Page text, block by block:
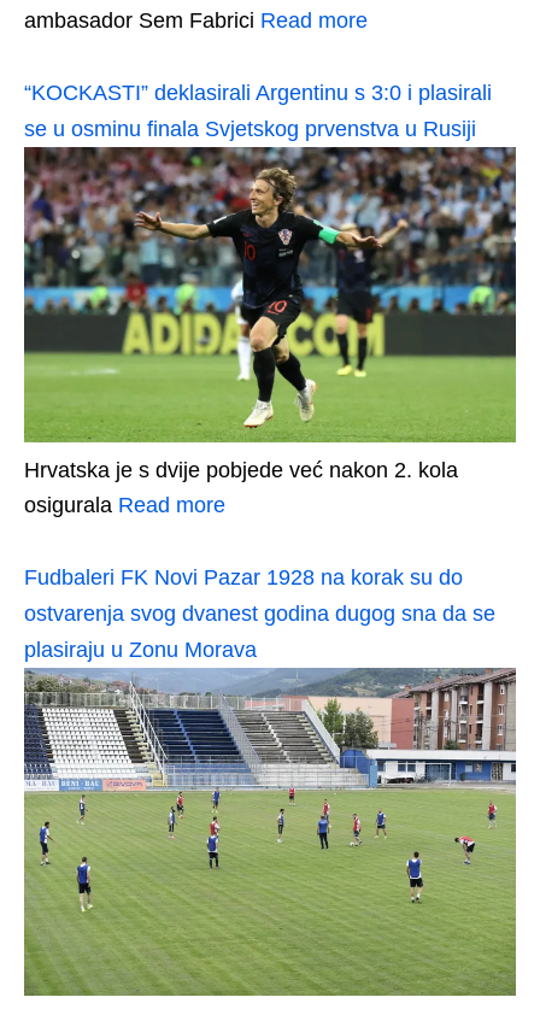
ambasador Sem Fabrici Read more
“KOCKASTI” deklasirali Argentinu s 3:0 i plasirali
se u osminu finala Svjetskog prvenstva u Rusiji
Hrvatska je s dvije pobjede već nakon 2. kola
osigurala Read more
Fudbaleri FK Novi Pazar 1928 na korak su do
ostvarenja svog dvanest godina dugog sna da se
plasiraju u Zonu Morava